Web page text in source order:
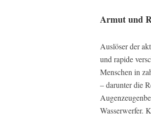
Armut und
Auslöser der
und rapide
Menschen in
– darunter die
Wasserwerfer.